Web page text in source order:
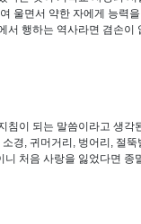
울면서 약한 자에게 능력
행하는 역사라면 겸손이
이 되는 말씀이라고 생각
경, 귀머거리, 벙어리, 절
처음 사랑을 잃었다면 종